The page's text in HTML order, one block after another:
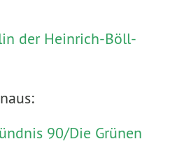
der Heinrich-Böll-
90/Die Grünen